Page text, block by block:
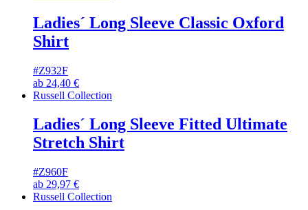
Ladies´ Long Sleeve Classic Oxford
Shirt
#Z932F
ab 24,40 €
Russell Collection
Ladies´ Long Sleeve Fitted Ultimate
Stretch Shirt
#Z960F
ab 29,97 €
Russell Collection